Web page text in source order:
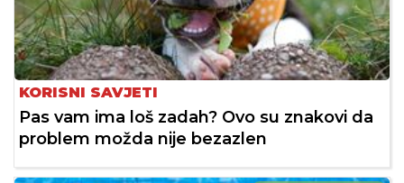
KORISNI SAVJETI
Pas vam ima loš zadah? Ovo su znakovi da
problem možda nije bezazlen